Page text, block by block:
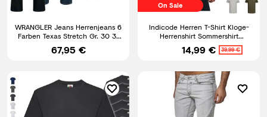
WRANGLER Jeans Herrenjeans 6
Farben Texas Stretch Gr. 30 31
32 33 34
67,95 €
On Sale
Indicode Herren T-Shirt Kloge-
Herrenshirt Sommershirt
Rundhals Shirt Männer
14,99 € 39,99 €